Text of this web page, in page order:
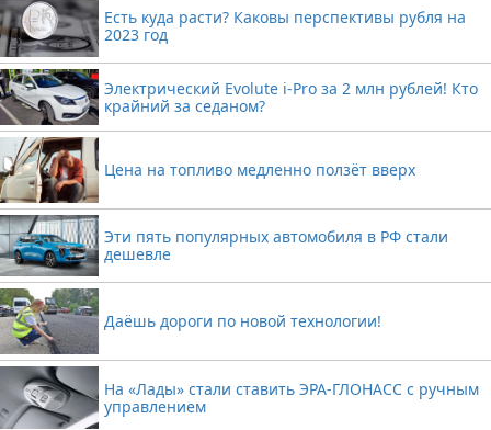
Есть куда расти? Каковы перспективы рубля на
2023 год
Электрический Evolute i-Pro за 2 млн рублей! Кто
крайний за седаном?
Цена на топливо медленно ползёт вверх
Эти пять популярных автомобиля в РФ стали
дешевле
Даёшь дороги по новой технологии!
На «Лады» стали ставить ЭРА-ГЛОНАСС с ручным
управлением